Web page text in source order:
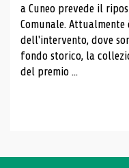
a Cuneo prevede il
Comunale.
dell'intervento, dove
fondo storico, la
del premio ...